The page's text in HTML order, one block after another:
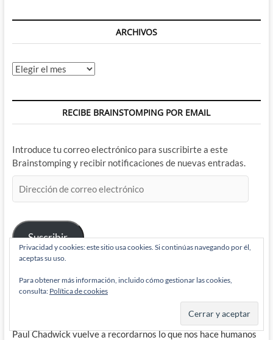
ARCHIVOS
Archivos
RECIBE BRAINSTOMPING POR EMAIL
Introduce tu correo electrónico para suscribirte a este
Brainstomping y recibir notificaciones de nuevas entradas.
de
electrónico
Suscribir
BRAINSTOMPING
Paul Chadwick vuelve a recordarnos lo que nos hace humanos
Privacidad y cookies: este sitio usa cookies. Si continúas navegando por él,
aceptas su uso.
Para obtener más información, incluido cómo gestionar las cookies,
consulta: Política de cookies